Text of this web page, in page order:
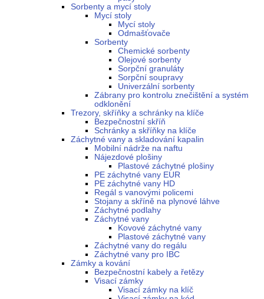
Sorbenty a mycí stoly
Mycí stoly
Mycí stoly
Odmašťovače
Sorbenty
Chemické sorbenty
Olejové sorbenty
Sorpční granuláty
Sorpční soupravy
Univerzální sorbenty
Zábrany pro kontrolu znečištění a systém
odklonění
Trezory, skříňky a schránky na klíče
Bezpečnostní skříň
Schránky a skříňky na klíče
Záchytné vany a skladování kapalin
Mobilní nádrže na naftu
Nájezdové plošiny
Plastové záchytné plošiny
PE záchytné vany EUR
PE záchytné vany HD
Regál s vanovými policemi
Stojany a skříně na plynové láhve
Záchytné podlahy
Záchytné vany
Kovové záchytné vany
Plastové záchytné vany
Záchytné vany do regálu
Záchytné vany pro IBC
Zámky a kování
Bezpečnostní kabely a řetězy
Visací zámky
Visací zámky na klíč